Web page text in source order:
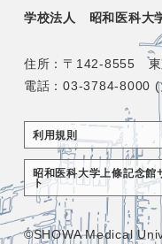
学校法人 昭和医科大
住所：〒142-8555 東
電話：03-3784-8000 (
利用規則
昭和医科大学上條記念館
ト
©SHOWA Medical